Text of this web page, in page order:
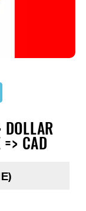
DOLLAR
CAD